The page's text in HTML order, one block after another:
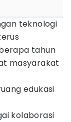
teknologi
tahun
masyarakat
edukasi
kolaborasi